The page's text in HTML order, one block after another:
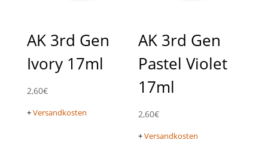
AK 3rd Gen
Ivory 17ml
2,60€
+Versandkosten
AK 3rd Gen
Pastel Violet
17ml
2,60€
+Versandkosten